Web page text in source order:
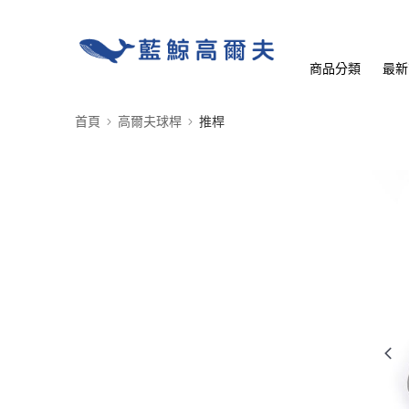
商品分類 最
首頁 高爾夫球桿 推桿